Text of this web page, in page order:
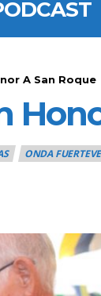
A San Roque
ONDA